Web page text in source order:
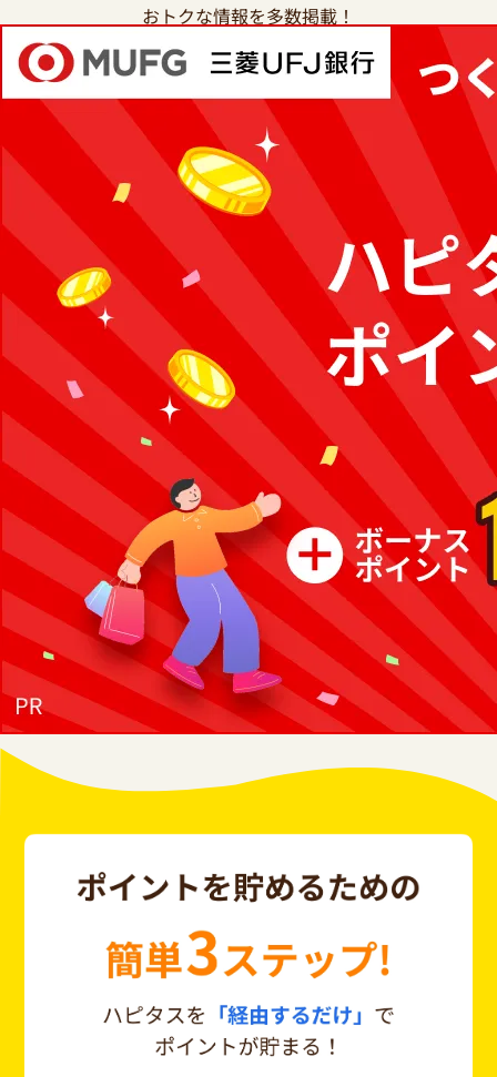
おトクな情報を多数掲載！